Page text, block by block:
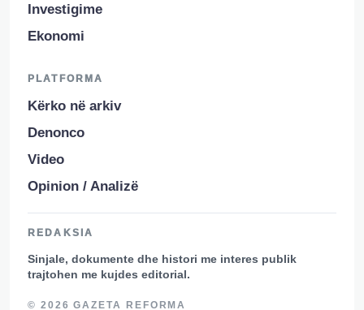
Investigime
Ekonomi
PLATFORMA
Kërko në arkiv
Denonco
Video
Opinion / Analizë
REDAKSIA
Sinjale, dokumente dhe histori me interes publik
trajtohen me kujdes editorial.
© 2026 GAZETA REFORMA